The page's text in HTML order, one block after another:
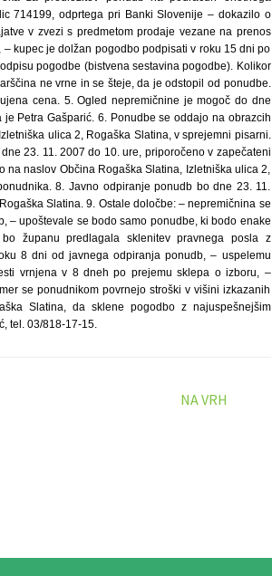
714199, odprtega pri Banki Slovenije – dokazilo o
v zvezi s predmetom prodaje vezane na prenos
kupec je dolžan pogodbo podpisati v roku 15 dni po
pogodbe (bistvena sestavina pogodbe). Kolikor
ne vrne in se šteje, da je odstopil od ponudbe.
cena. 5. Ogled nepremičnine je mogoč do dne
Petra Gašparić. 6. Ponudbe se oddajo na obrazcih
ulica 2, Rogaška Slatina, v sprejemni pisarni.
23. 11. 2007 do 10. ure, priporočeno v zapečateni
naslov Občina Rogaška Slatina, Izletniška ulica 2,
8. Javno odpiranje ponudb bo dne 23. 11.
Slatina. 9. Ostale določbe: – nepremičnina se
– upoštevale se bodo samo ponudbe, ki bodo enake
županu predlagala sklenitev pravnega posla z
8 dni od javnega odpiranja ponudb, – uspelemu
vrnjena v 8 dneh po prejemu sklepa o izboru, –
se ponudnikom povrnejo stroški v višini izkazanih
Slatina, da sklene pogodbo z najuspešnejšim
tel. 03/818-17-15.
NA VRH